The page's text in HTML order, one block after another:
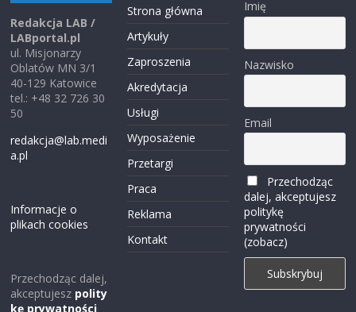
Redakcja LAB /
LABportal.pl
ul. Misjonarzy
Oblatów MN 3/1
40-129 Katowice
tel.: +48 32 726 30
50
redakcja@lab.medi
a.pl
Informacje o
plikach cookies
Przechodząc dalej,
akceptujesz polity
kę prywatności
Strona główna
Artykuły
Zaproszenia
Akredytacja
Usługi
Wyposażenie
Przetargi
Praca
Reklama
Kontakt
Imię
Nazwisko
Email
Przechodząc
dalej, akceptujesz
politykę
prywatności
(zobacz)